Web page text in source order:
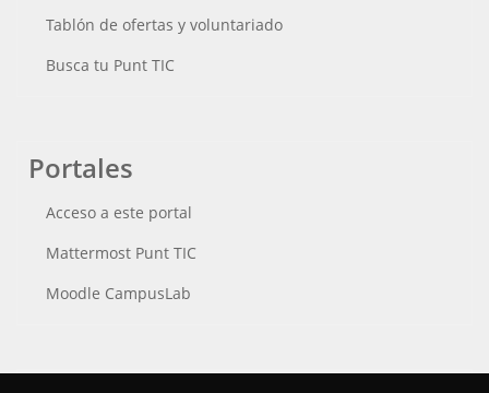
Tablón de ofertas y voluntariado
Busca tu Punt TIC
Portales
Acceso a este portal
Mattermost Punt TIC
Moodle CampusLab